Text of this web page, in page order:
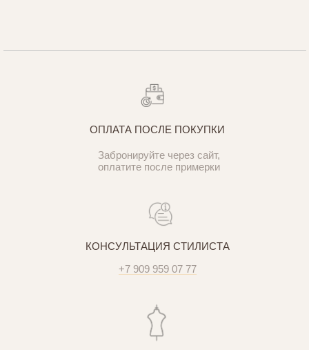
КОНСУЛЬТАЦИЯ СТИЛИСТА
+7 909 959 07 77
ОПЛАТА ПОСЛЕ ПОКУПКИ
Забронируйте через сайт,
оплатите после примерки